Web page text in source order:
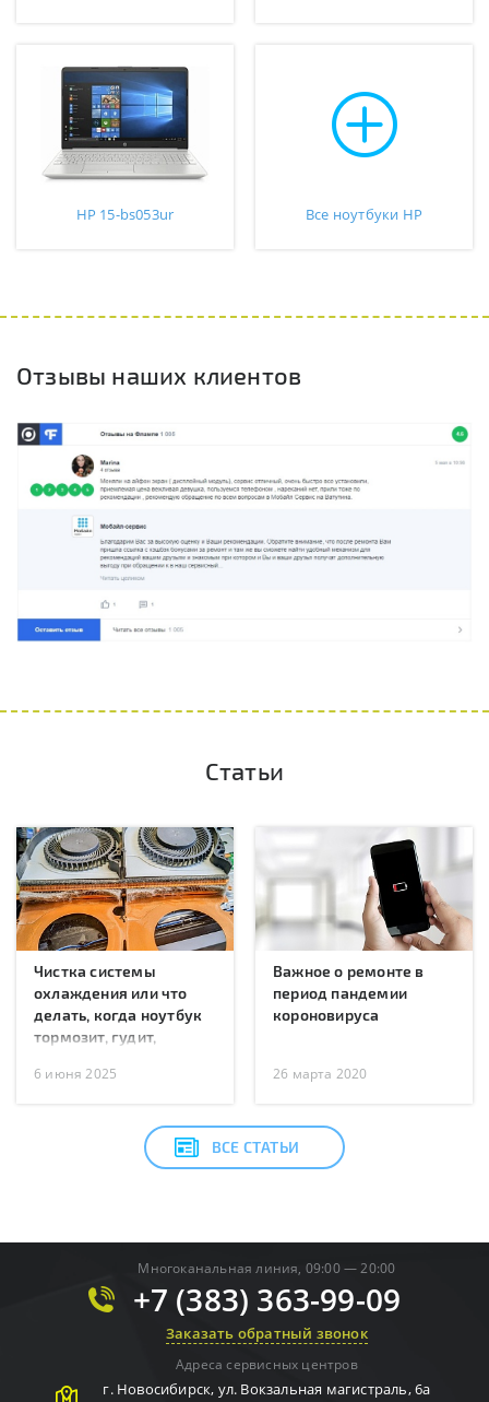
HP 15-bs053ur Все ноутбуки HP
Отзывы наших клиентов
Статьи
Чистка системы
охлаждения или что
делать, когда ноутбук
тормозит, гудит,
перезагружается?
6 июня 2025
Важное о ремонте в
период пандемии
короновируса
26 марта 2020
ВСЕ СТАТЬИ
Многоканальная линия, 09:00 — 20:00
+7 (383) 363-99-09
Заказать обратный звонок
Адреса сервисных центров
г. Новосибирск, ул. Вокзальная магистраль, 6а